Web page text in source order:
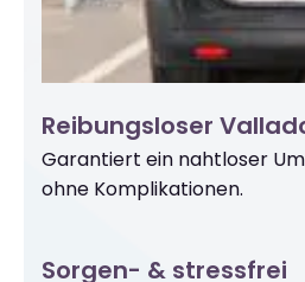
Reibungsloser
Garantiert ein nahtloser
ohne Komplikationen.
Sorgen- & stressfrei